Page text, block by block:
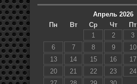
Апрель 2026
Пн
Вт Ср Чт Пт
1
2 3
6
7 8 9 10
13
14 15 16 17
20
21 22 23 24